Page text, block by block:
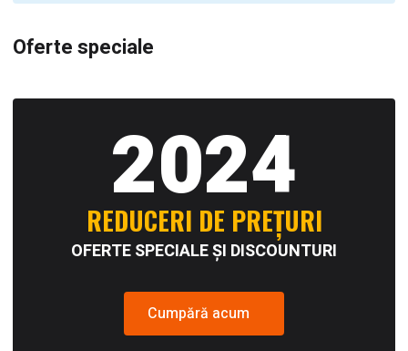
Oferte speciale
2024
REDUCERI DE PREȚURI
OFERTE SPECIALE ȘI DISCOUNTURI
Cumpără acum